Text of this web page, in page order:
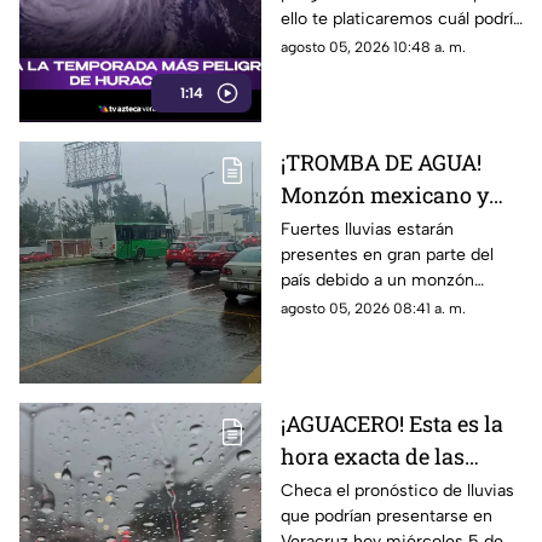
1:14
la zona de mayor riesgo
ello te platicaremos cuál podría
ser el riesgo para Veracruz.
agosto 05, 2026 10:48 a. m.
¡TROMBA DE AGUA!
Monzón mexicano y
onda tropical
provocará FUERTES
lluvias; así afectará a
Veracruz
Fuertes lluvias estarán
presentes en gran parte del
país debido a un monzón
mexicano y onda tropical; en
agosto 05, 2026 08:41 a. m.
¡AGUACERO! Esta es la
hora exacta de las
lluvias en el estado de
Veracruz hoy 5 de
Checa el pronóstico de lluvias
que podrían presentarse en